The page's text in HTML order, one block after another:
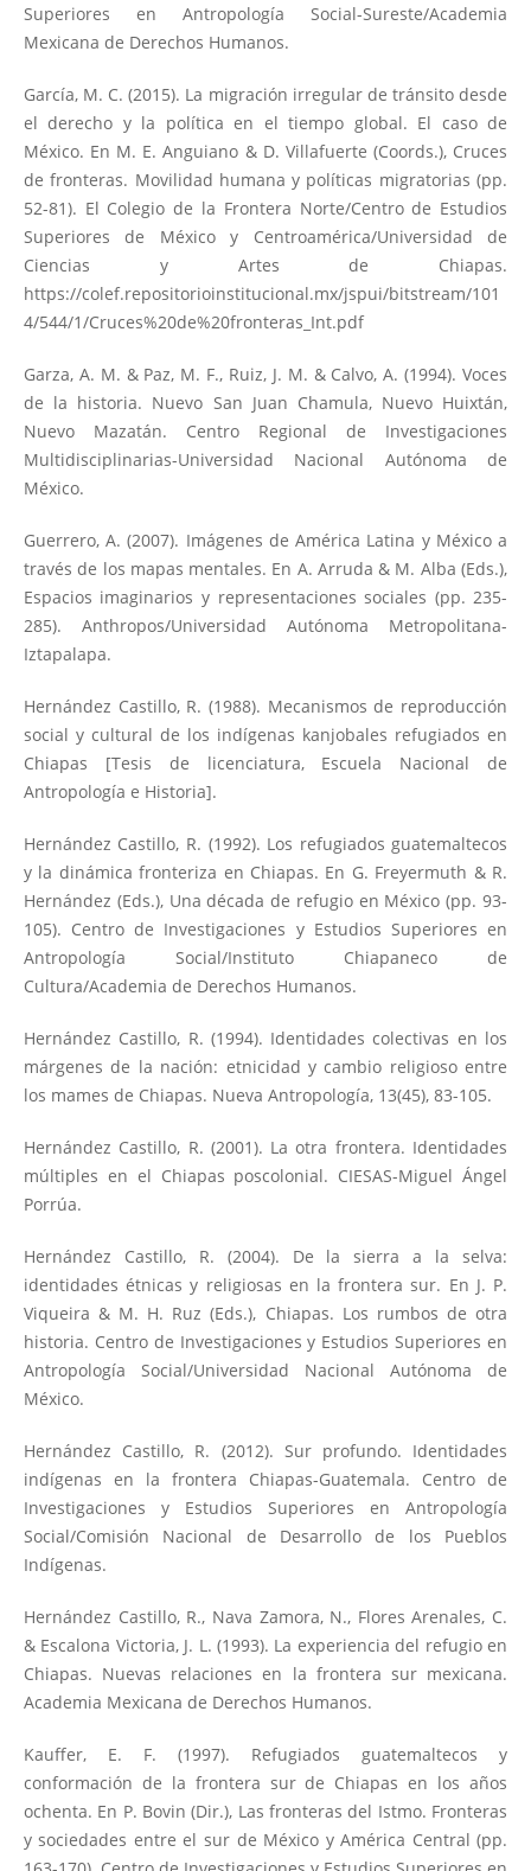
Superiores en Antropología Social-Sureste/Academia
Mexicana de Derechos Humanos.
García, M. C. (2015). La migración irregular de tránsito desde
el derecho y la política en el tiempo global. El caso de
México. En M. E. Anguiano & D. Villafuerte (Coords.), Cruces
de fronteras. Movilidad humana y políticas migratorias (pp.
52-81). El Colegio de la Frontera Norte/Centro de Estudios
Superiores de México y Centroamérica/Universidad de
Ciencias y Artes de Chiapas.
https://colef.repositorioinstitucional.mx/jspui/bitstream/101
4/544/1/Cruces%20de%20fronteras_Int.pdf
Garza, A. M. & Paz, M. F., Ruiz, J. M. & Calvo, A. (1994). Voces
de la historia. Nuevo San Juan Chamula, Nuevo Huixtán,
Nuevo Mazatán. Centro Regional de Investigaciones
Multidisciplinarias-Universidad Nacional Autónoma de
México.
Guerrero, A. (2007). Imágenes de América Latina y México a
través de los mapas mentales. En A. Arruda & M. Alba (Eds.),
Espacios imaginarios y representaciones sociales (pp. 235-
285). Anthropos/Universidad Autónoma Metropolitana-
Iztapalapa.
Hernández Castillo, R. (1988). Mecanismos de reproducción
social y cultural de los indígenas kanjobales refugiados en
Chiapas [Tesis de licenciatura, Escuela Nacional de
Antropología e Historia].
Hernández Castillo, R. (1992). Los refugiados guatemaltecos
y la dinámica fronteriza en Chiapas. En G. Freyermuth & R.
Hernández (Eds.), Una década de refugio en México (pp. 93-
105). Centro de Investigaciones y Estudios Superiores en
Antropología Social/Instituto Chiapaneco de
Cultura/Academia de Derechos Humanos.
Hernández Castillo, R. (1994). Identidades colectivas en los
márgenes de la nación: etnicidad y cambio religioso entre
los mames de Chiapas. Nueva Antropología, 13(45), 83-105.
Hernández Castillo, R. (2001). La otra frontera. Identidades
múltiples en el Chiapas poscolonial. CIESAS-Miguel Ángel
Porrúa.
Hernández Castillo, R. (2004). De la sierra a la selva:
identidades étnicas y religiosas en la frontera sur. En J. P.
Viqueira & M. H. Ruz (Eds.), Chiapas. Los rumbos de otra
historia. Centro de Investigaciones y Estudios Superiores en
Antropología Social/Universidad Nacional Autónoma de
México.
Hernández Castillo, R. (2012). Sur profundo. Identidades
indígenas en la frontera Chiapas-Guatemala. Centro de
Investigaciones y Estudios Superiores en Antropología
Social/Comisión Nacional de Desarrollo de los Pueblos
Indígenas.
Hernández Castillo, R., Nava Zamora, N., Flores Arenales, C.
& Escalona Victoria, J. L. (1993). La experiencia del refugio en
Chiapas. Nuevas relaciones en la frontera sur mexicana.
Academia Mexicana de Derechos Humanos.
Kauffer, E. F. (1997). Refugiados guatemaltecos y
conformación de la frontera sur de Chiapas en los años
ochenta. En P. Bovin (Dir.), Las fronteras del Istmo. Fronteras
y sociedades entre el sur de México y América Central (pp.